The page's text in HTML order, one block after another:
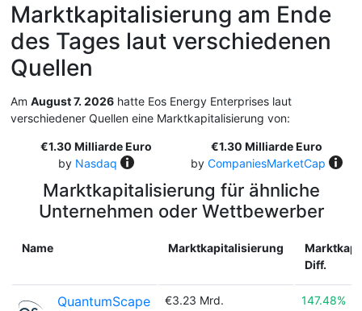
Marktkapitalisierung am Ende
des Tages laut verschiedenen
Quellen
Am August 7. 2026 hatte Eos Energy Enterprises laut
verschiedener Quellen eine Marktkapitalisierung von:
€1.30 Milliarde Euro
by Nasdaq
€1.30 Milliarde Euro
by CompaniesMarketCap
Marktkapitalisierung für ähnliche
Unternehmen oder Wettbewerber
Name Marktkapitalisierung
Diff.
QuantumScape €3.23 Mrd. 147.48%